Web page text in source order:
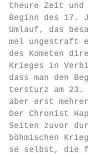
theure Zeit
Beginn des
Umlauf, das
mel ungestraft
des Kometen
Krieges in
dass man den
tersturz am
aber erst
Der Chronist
Seiten zuvor
böhmischen
se selbst, die